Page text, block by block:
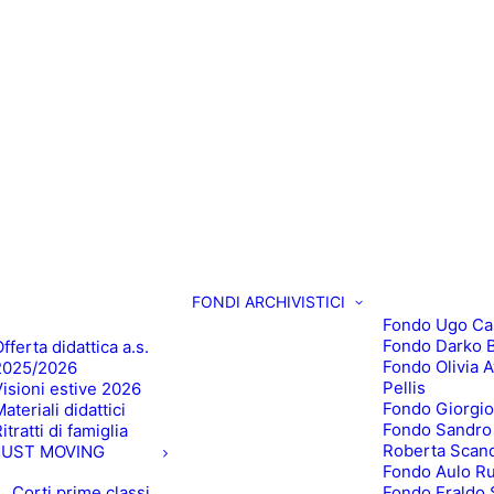
didattica a.s.
2026
estive 2026
didattici
di famiglia
MOVING
FONDI ARCHIVISTICI
Fondo Ugo
Fondo Darko
Fondo Olivia
Pellis
Fondo
Fondo
Roberta
Fondo Aulo